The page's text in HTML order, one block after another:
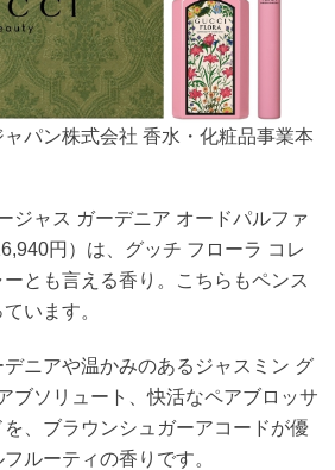
パン株式会社 香水・化粧品事業本
ジャス ガーデニア オードパルファ
円）は、グッチ フローラ コレ
とも言える香り。こちらもペンス
います。
ニアや温かみのあるジャスミン グ
ブソリュート、快活なペアブロッサ
、ブラウンシュガーアコードが優
ルーティの香りです。